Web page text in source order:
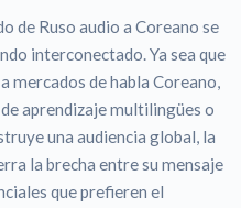
de Ruso audio a Coreano se
interconectado. Ya sea que
mercados de habla Coreano,
aprendizaje multilingües o
una audiencia global, la
la brecha entre su mensaje
que prefieren el